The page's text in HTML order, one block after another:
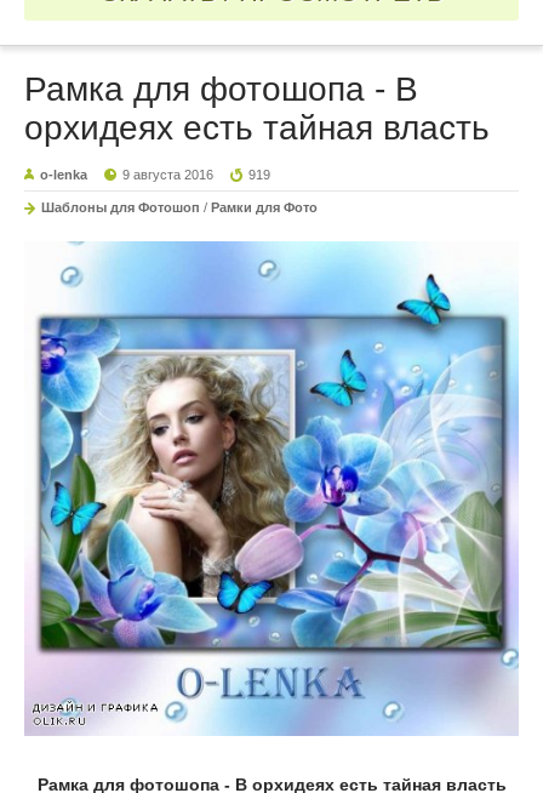
Рамка для фотошопа - В
орхидеях есть тайная власть
o-lenka 9 августа 2016 919
Шаблоны для Фотошоп / Рамки для Фото
Рамка для фотошопа - В орхидеях есть тайная власть